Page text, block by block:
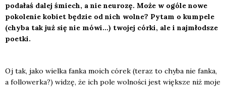
poda­łaś dalej śmiech, a nie neu­ro­zę. Może w ogó­le nowe
poko­le­nie kobiet będzie od nich wol­ne? Pytam o kum­pe­le
(chy­ba tak już się nie mówi…) two­jej cór­ki, ale i naj­młod­sze
poet­ki.
Oj tak, jako wiel­ka fan­ka moich córek (teraz to chy­ba nie fan­ka,
a fol­lo­wer­ka?) widzę, że ich pole wol­no­ści jest więk­sze niż moje